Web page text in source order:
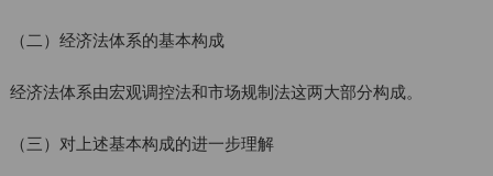
（二）经济法体系的基本构成
经济法体系由宏观调控法和市场规制法这两大部分构成。
（三）对上述基本构成的进一步理解